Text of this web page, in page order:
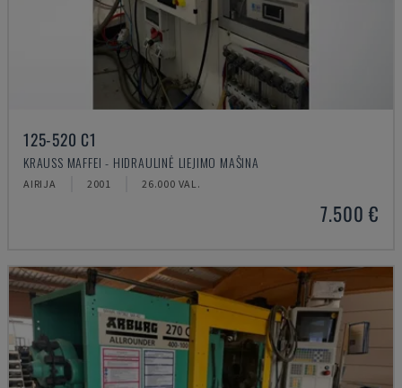
125-520 C1
KRAUSS MAFFEI - HIDRAULINĖ LIEJIMO MAŠINA
AIRIJA 2001 26.000 VAL.
7.500 €